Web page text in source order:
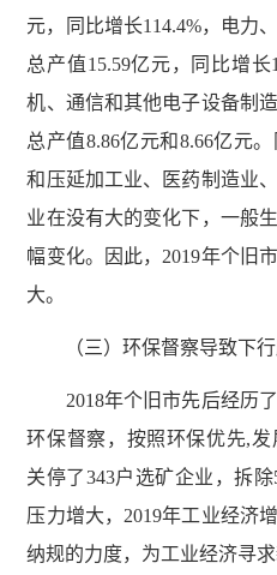
元，同比增长114.4%，电力
总产值15.59亿元，同比增
机、通信和其他电子设备制
总产值8.86亿元和8.66亿元
和压延加工业、医药制造业
业在没有大的变化下，一般
幅变化。因此，2019年个旧
大。
（三）环保督察导致下行
2018年个旧市先后经历了
环保督察，按照环保优先,
关停了343户选矿企业，拆
压力增大，2019年工业经济
纳规的力度，为工业经济寻求